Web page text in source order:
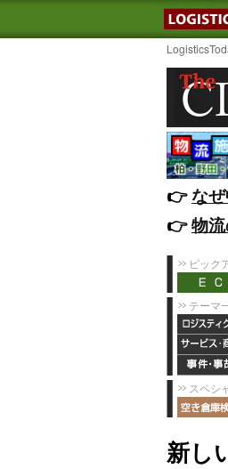
👉️な
👉️物
ピック
テーマ
スペシ
新し